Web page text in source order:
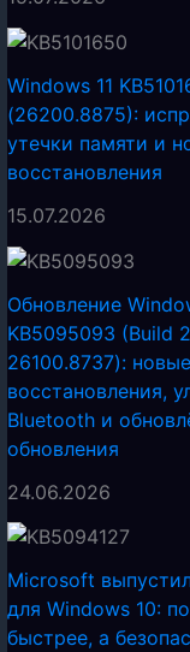
Windows 11
(26200.8875):
утечки памяти и
восстановления
15.07.2026
Обновление
KB5095093 (Build
26100.8737):
восстановления,
Bluetooth и
обновления
24.06.2026
Microsoft
для Windows 10:
быстрее, а